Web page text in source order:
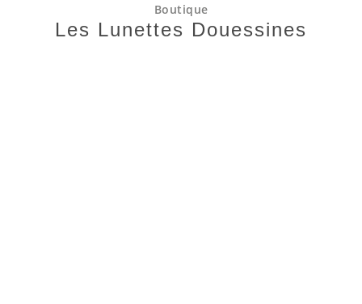
Boutique
Les Lunettes Douessines